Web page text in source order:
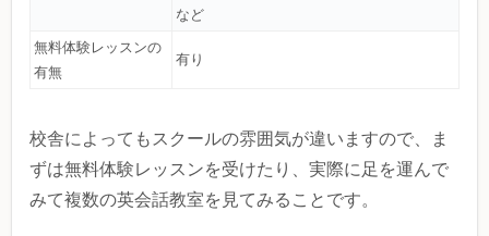
など
無料体験レッスンの
有無
有り
校舎によってもスクールの雰囲気が違いますので、ま
ずは無料体験レッスンを受けたり、実際に足を運んで
みて複数の英会話教室を見てみることです。